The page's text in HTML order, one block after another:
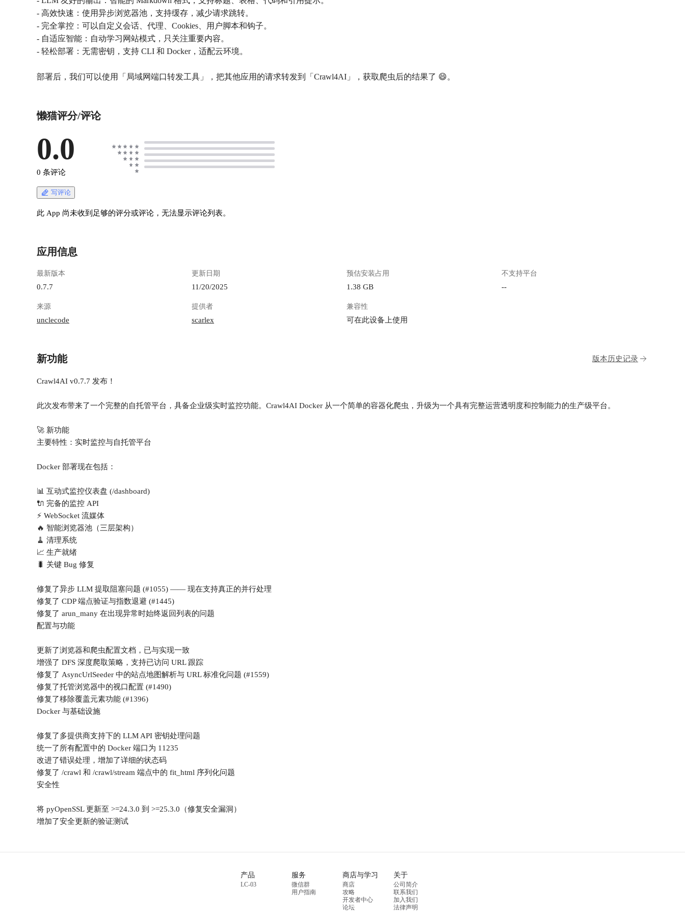
- 高效快速：使用异步浏览器池，支持缓存，减少请求跳转。
- 完全掌控：可以自定义会话、代理、Cookies、用户脚本和钩子。
- 自适应智能：自动学习网站模式，只关注重要内容。
- 轻松部署：无需密钥，支持 CLI 和 Docker，适配云环境。
部署后，我们可以使用「局域网端口转发工具」，把其他应用的请求转发到「Crawl4AI」，获取爬虫后的结果了 😄。
懒猫评分/评论
0.0
0 条评论
写评论
此 App 尚未收到足够的评分或评论，无法显示评论列表。
应用信息
最新版本
0.7.7
更新日期
11/20/2025
预估安装占用
1.38 GB
不支持平台
--
来源
unclecode
提供者
scarlex
兼容性
可在此设备上使用
新功能 版本历史记录
Crawl4AI v0.7.7 发布！
此次发布带来了一个完整的自托管平台，具备企业级实时监控功能。Crawl4AI Docker 从一个简单的容器化爬虫，升级为一个具有完整运营透明度和控制能力的生产级平台。
🚀 新功能
主要特性：实时监控与自托管平台
Docker 部署现在包括：
📊 互动式监控仪表盘 (/dashboard)
🔌 完备的监控 API
⚡ WebSocket 流媒体
🔥 智能浏览器池（三层架构）
🧹 清理系统
📈 生产就绪
🐛 关键 Bug 修复
修复了异步 LLM 提取阻塞问题 (#1055) —— 现在支持真正的并行处理
修复了 CDP 端点验证与指数退避 (#1445)
修复了 arun_many 在出现异常时始终返回列表的问题
配置与功能
更新了浏览器和爬虫配置文档，已与实现一致
增强了 DFS 深度爬取策略，支持已访问 URL 跟踪
修复了 AsyncUrlSeeder 中的站点地图解析与 URL 标准化问题 (#1559)
修复了托管浏览器中的视口配置 (#1490)
修复了移除覆盖元素功能 (#1396)
Docker 与基础设施
修复了多提供商支持下的 LLM API 密钥处理问题
统一了所有配置中的 Docker 端口为 11235
改进了错误处理，增加了详细的状态码
修复了 /crawl 和 /crawl/stream 端点中的 fit_html 序列化问题
安全性
将 pyOpenSSL 更新至 >=24.3.0 到 >=25.3.0（修复安全漏洞）
增加了安全更新的验证测试
产品
LC-03
服务
微信群
用户指南
商店与学习
商店
攻略
开发者中心
论坛
关于
公司简介
联系我们
加入我们
法律声明